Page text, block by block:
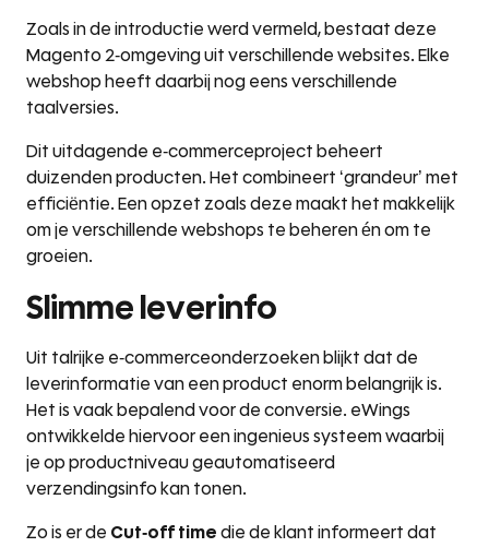
Zoals in de introductie werd vermeld, bestaat deze
Magento 2-omgeving uit verschillende websites. Elke
webshop heeft daarbij nog eens verschillende
taalversies.
Dit uitdagende e-commerceproject beheert
duizenden producten. Het combineert ‘grandeur’ met
efficiëntie. Een opzet zoals deze maakt het makkelijk
om je verschillende webshops te beheren én om te
groeien.
Slimme leverinfo
Uit talrijke e-commerceonderzoeken blijkt dat de
leverinformatie van een product enorm belangrijk is.
Het is vaak bepalend voor de conversie. eWings
ontwikkelde hiervoor een ingenieus systeem waarbij
je op productniveau geautomatiseerd
verzendingsinfo kan tonen.
Zo is er de Cut-off time die de klant informeert dat